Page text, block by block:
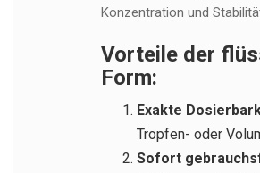
Konzentration und
Vorteile der
Form:
Exakte
Tropfen- oder
Sofort